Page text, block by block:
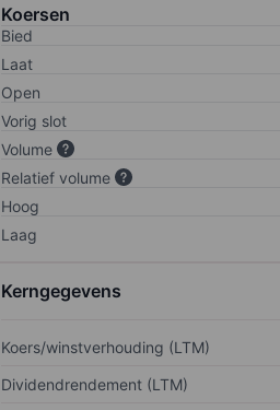
Koersen
Bied
Laat
Open
Vorig slot
Volume
Relatief volume
Hoog
Laag
Kerngegevens
Koers/winstverhouding (LTM)
Dividendrendement (LTM)